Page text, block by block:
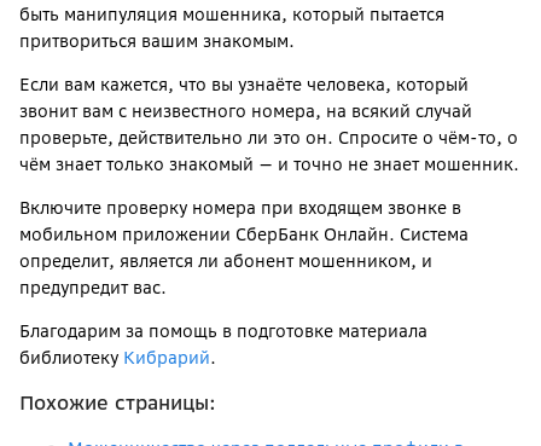
быть манипуляция мошенника, который пытается
притвориться вашим знакомым.
Если вам кажется, что вы узнаёте человека, который
звонит вам с неизвестного номера, на всякий случай
проверьте, действительно ли это он. Спросите о чём-то, о
чём знает только знакомый — и точно не знает мошенник.
Включите проверку номера при входящем звонке в
мобильном приложении СберБанк Онлайн. Система
определит, является ли абонент мошенником, и
предупредит вас.
Благодарим за помощь в подготовке материала
библиотеку Кибрарий.
Похожие страницы: